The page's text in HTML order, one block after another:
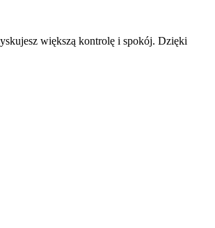
większą kontrolę i spokój. Dzięki